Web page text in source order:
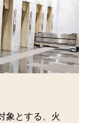
象とする、火